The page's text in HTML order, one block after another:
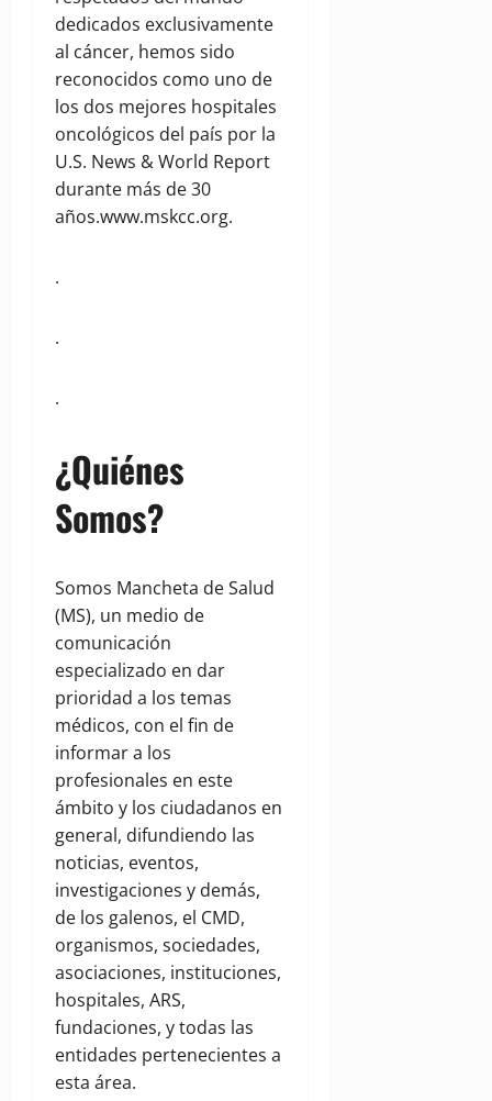
dedicados exclusivamente
al cáncer, hemos sido
reconocidos como uno de
los dos mejores hospitales
oncológicos del país por la
U.S. News & World Report
durante más de 30
años.www.mskcc.org.
.
.
.
¿Quiénes
Somos?
Somos Mancheta de Salud
(MS), un medio de
comunicación
especializado en dar
prioridad a los temas
médicos, con el fin de
informar a los
profesionales en este
ámbito y los ciudadanos en
general, difundiendo las
noticias, eventos,
investigaciones y demás,
de los galenos, el CMD,
organismos, sociedades,
asociaciones, instituciones,
hospitales, ARS,
fundaciones, y todas las
entidades pertenecientes a
esta área.